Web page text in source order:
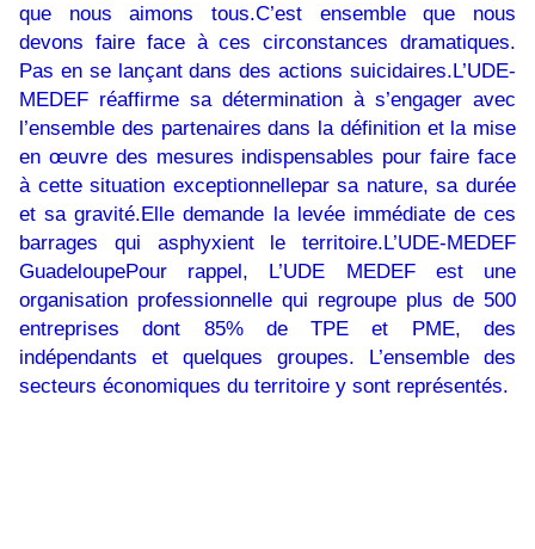
que nous aimons tous.C’est ensemble que nous
devons faire face à ces circonstances dramatiques.
Pas en se lançant dans des actions suicidaires.L’UDE-
MEDEF réaffirme sa détermination à s’engager avec
l’ensemble des partenaires dans la définition et la mise
en œuvre des mesures indispensables pour faire face
à cette situation exceptionnellepar sa nature, sa durée
et sa gravité.Elle demande la levée immédiate de ces
barrages qui asphyxient le territoire.L’UDE-MEDEF
GuadeloupePour rappel, L’UDE MEDEF est une
organisation professionnelle qui regroupe plus de 500
entreprises dont 85% de TPE et PME, des
indépendants et quelques groupes. L’ensemble des
secteurs économiques du territoire y sont représentés.